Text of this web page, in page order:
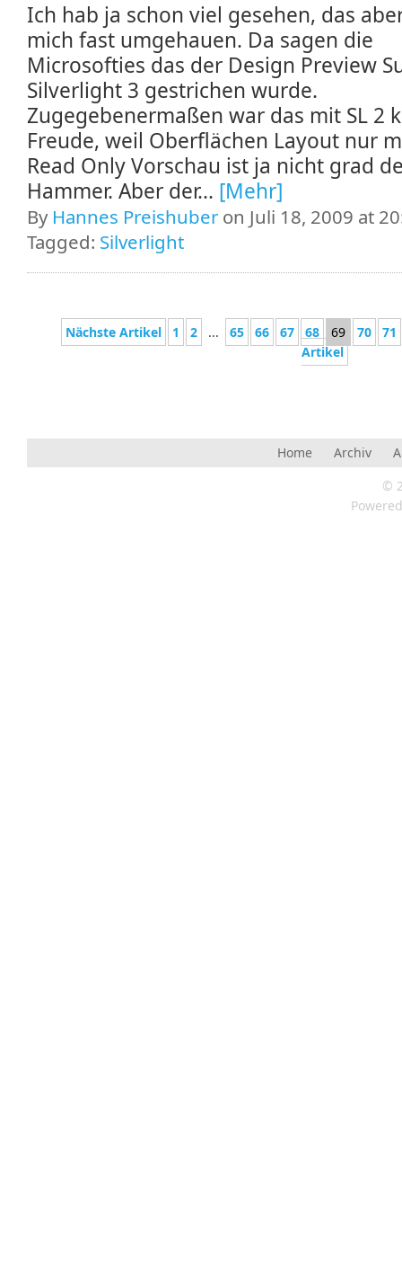
Ich hab ja schon viel gesehen, das
mich fast umgehauen. Da sagen die
Microsofties das der Design Preview
Silverlight 3 gestrichen wurde.
Zugegebenermaßen war das mit SL 2
Freude, weil Oberflächen Layout nur
Read Only Vorschau ist ja nicht grad
Hammer. Aber der... [Mehr]
By Hannes Preishuber on Juli 18, 2009 at
Tagged: Silverlight
Nächste Artikel 1 2 ... 65 66 67 68 69 70
71
Artikel
Home Archiv
©